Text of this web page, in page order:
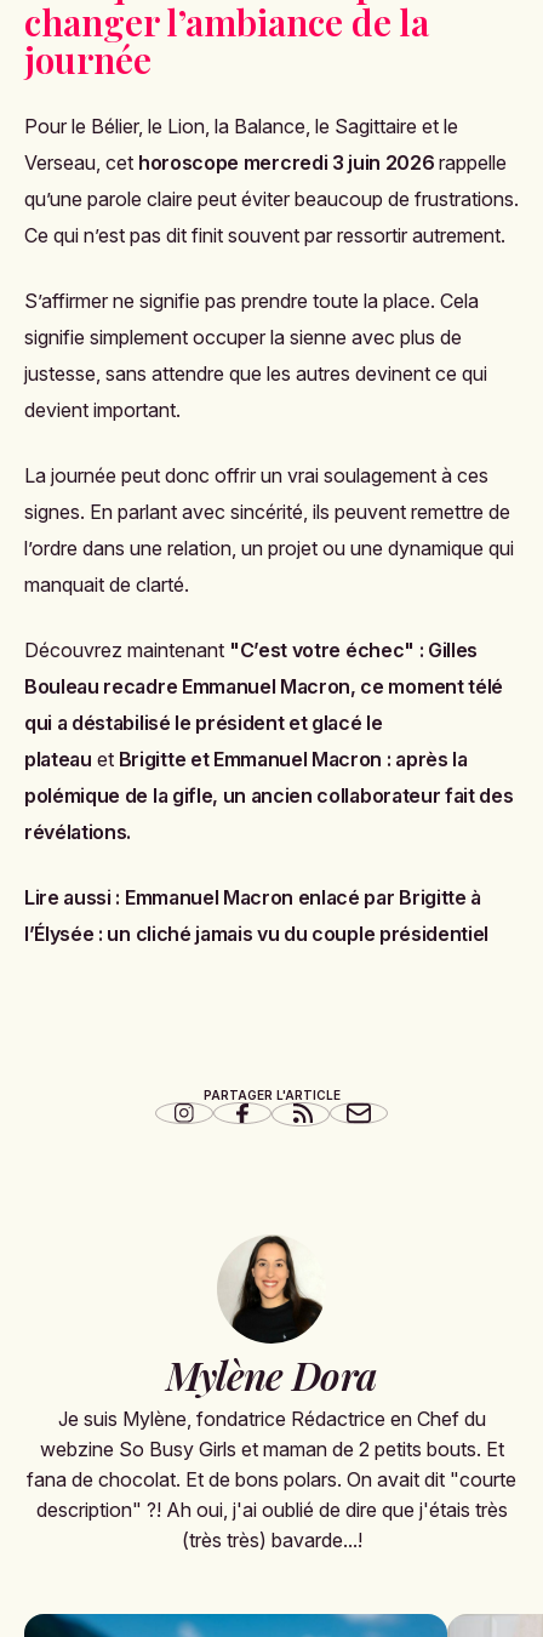
changer l’ambiance de la
journée
Pour le Bélier, le Lion, la Balance, le Sagittaire et le
Verseau, cet horoscope mercredi 3 juin 2026 rappelle
qu’une parole claire peut éviter beaucoup de frustrations.
Ce qui n’est pas dit finit souvent par ressortir autrement.
S’affirmer ne signifie pas prendre toute la place. Cela
signifie simplement occuper la sienne avec plus de
justesse, sans attendre que les autres devinent ce qui
devient important.
La journée peut donc offrir un vrai soulagement à ces
signes. En parlant avec sincérité, ils peuvent remettre de
l’ordre dans une relation, un projet ou une dynamique qui
manquait de clarté.
Découvrez maintenant "C’est votre échec" : Gilles
Bouleau recadre Emmanuel Macron, ce moment télé
qui a déstabilisé le président et glacé le
plateau et Brigitte et Emmanuel Macron : après la
polémique de la gifle, un ancien collaborateur fait des
révélations.
Lire aussi : Emmanuel Macron enlacé par Brigitte à
l’Élysée : un cliché jamais vu du couple présidentiel
PARTAGER L'ARTICLE
Mylène Dora
Je suis Mylène, fondatrice Rédactrice en Chef du
webzine So Busy Girls et maman de 2 petits bouts. Et
fana de chocolat. Et de bons polars. On avait dit "courte
description" ?! Ah oui, j'ai oublié de dire que j'étais très
(très très) bavarde...!